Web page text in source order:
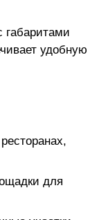
габаритами
удобную
для